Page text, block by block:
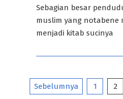
Sebagian besar
muslim yang notabene
menjadi kitab sucinya
Paginasi
Sebelumnya 1 2